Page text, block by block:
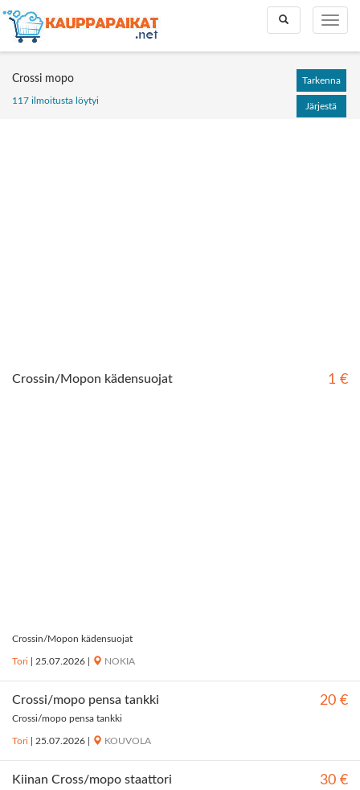
Toggle
Toggle
search
Crossi mopo
117 ilmoitusta löytyi
Tarkenna
Järjestä
Crossin/Mopon kädensuojat 1 €
Crossin/Mopon kädensuojat
Tori 25.07.2026 NOKIA
Crossi/mopo pensa tankki 20 €
Crossi/mopo pensa tankki
Tori 25.07.2026 KOUVOLA
Kiinan Cross/mopo staattori 30 €